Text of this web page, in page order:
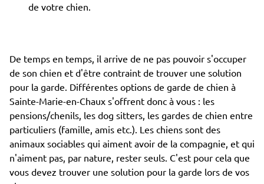
de votre chien.
De temps en temps, il arrive de ne pas pouvoir s'occuper
de son chien et d'être contraint de trouver une solution
pour la garde. Différentes options de garde de chien à
Sainte-Marie-en-Chaux s'offrent donc à vous : les
pensions/chenils, les dog sitters, les gardes de chien entre
particuliers (famille, amis etc.). Les chiens sont des
animaux sociables qui aiment avoir de la compagnie, et qui
n'aiment pas, par nature, rester seuls. C'est pour cela que
vous devez trouver une solution pour la garde lors de vos